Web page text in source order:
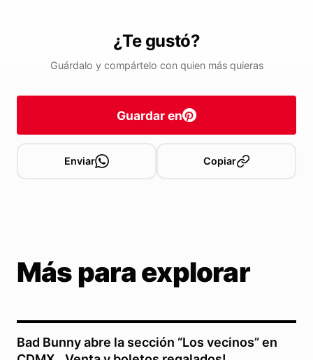
¿Te gustó?
Guárdalo y compártelo con quien más quieras
Guardar en
Enviar Copiar
Más para explorar
Bad Bunny abre la sección “Los vecinos” en